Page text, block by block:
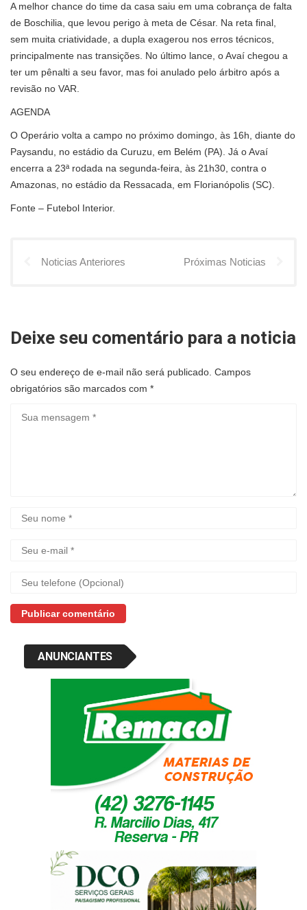
A melhor chance do time da casa saiu em uma cobrança de falta
de Boschilia, que levou perigo à meta de César. Na reta final,
sem muita criatividade, a dupla exagerou nos erros técnicos,
principalmente nas transições. No último lance, o Avaí chegou a
ter um pênalti a seu favor, mas foi anulado pelo árbitro após a
revisão no VAR.
AGENDA
O Operário volta a campo no próximo domingo, às 16h, diante do
Paysandu, no estádio da Curuzu, em Belém (PA). Já o Avaí
encerra a 23ª rodada na segunda-feira, às 21h30, contra o
Amazonas, no estádio da Ressacada, em Florianópolis (SC).
Fonte – Futebol Interior.
Noticias Anteriores Próximas Noticias
Deixe seu comentário para a noticia
O seu endereço de e-mail não será publicado. Campos
obrigatórios são marcados com *
ANUNCIANTES